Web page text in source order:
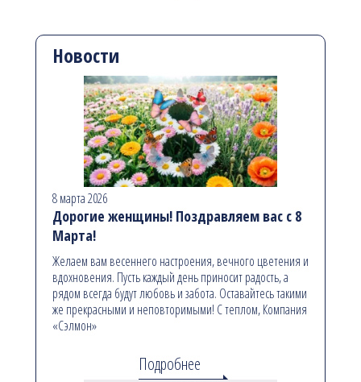
Новости
8 марта 2026
Дорогие женщины! Поздравляем вас с 8
Марта!
Желаем вам весеннего настроения, вечного цветения и
вдохновения. Пусть каждый день приносит радость, а
рядом всегда будут любовь и забота. Оставайтесь такими
же прекрасными и неповторимыми! С теплом, Компания
«Сэлмон»
Подробнее